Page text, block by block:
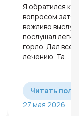
Я обратился к
вопросом
вежливо
послушал
горло. Дал все
лечению. Та...
Читать
27 мая 2026